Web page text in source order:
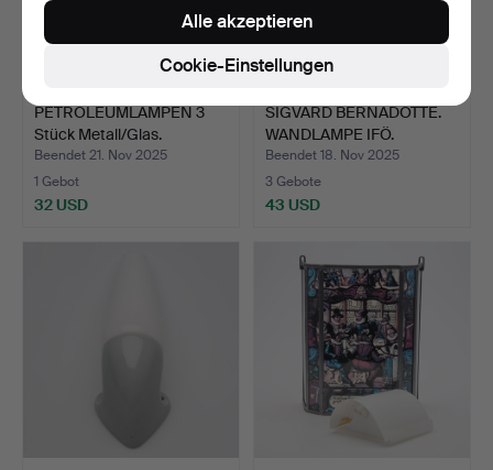
PETROLEUMLAMPEN 3
Stück Metall/Glas.
Beendet 21. Nov 2025
1 Gebot
32 USD
SIGVARD BERNADOTTE.
WANDLAMPE IFÖ.
Beendet 18. Nov 2025
3 Gebote
43 USD
Cookie-Einstellungen
Alle akzeptieren